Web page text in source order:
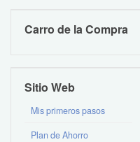
Carro de la Compra
Sitio Web
Mis primeros pasos
Plan de Ahorro